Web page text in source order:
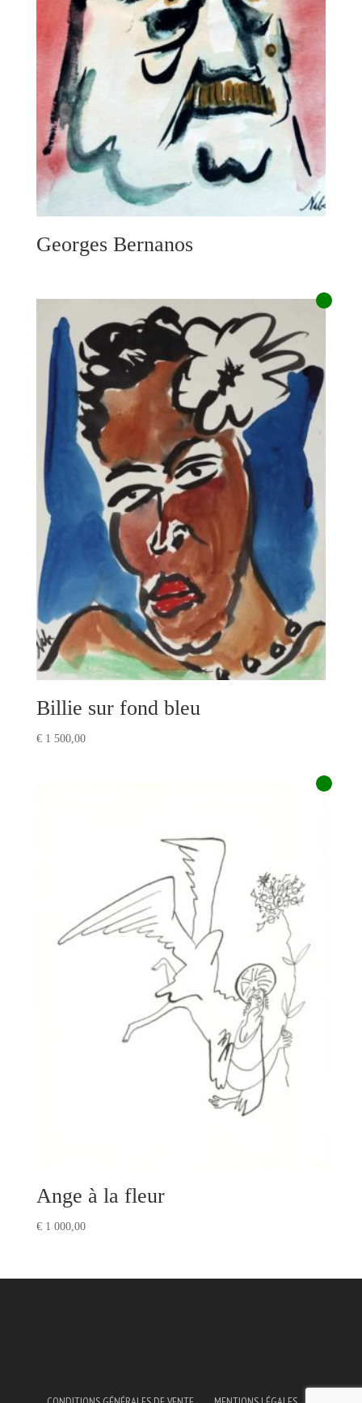
Georges Bernanos
Billie sur fond bleu
€1 500,00
Ange à la fleur
€1 000,00